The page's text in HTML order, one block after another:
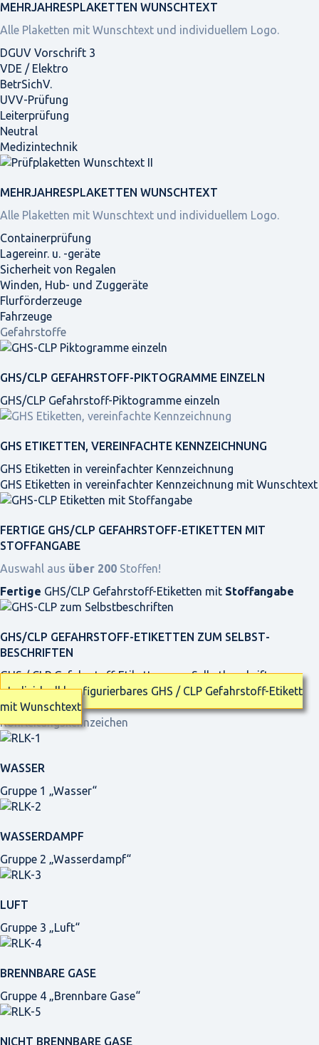
MEHRJAHRES­PLAKETTEN WUNSCHTEXT
Alle Plaketten mit Wunschtext und individuellem Logo.
DGUV Vorschrift 3
VDE / Elektro
BetrSichV.
UVV-Prüfung
Leiterprüfung
Neutral
Medizintechnik
MEHRJAHRES­PLAKETTEN WUNSCHTEXT
Alle Plaketten mit Wunschtext und individuellem Logo.
Containerprüfung
Lagereinr. u. -geräte
Sicherheit von Regalen
Winden, Hub- und Zuggeräte
Flurförderzeuge
Fahrzeuge
Gefahrstoffe
GHS/CLP GEFAHRSTOFF-PIKTOGRAMME EINZELN
GHS/CLP Gefahrstoff-Piktogramme einzeln
GHS ETIKETTEN, VEREINFACHTE KENNZEICHNUNG
GHS Etiketten in vereinfachter Kennzeichnung
GHS Etiketten in vereinfachter Kennzeichnung mit Wunschtext
FERTIGE GHS/CLP GEFAHRSTOFF-ETIKETTEN MIT
STOFFANGABE
Auswahl aus über 200 Stoffen!
Fertige GHS/CLP Gefahrstoff-Etiketten mit Stoffangabe
GHS/CLP GEFAHRSTOFF-ETIKETTEN ZUM SELBST­
BESCHRIFTEN
GHS / CLP Gefahrstoff-Etiketten zum Selbstbeschriften
Individuell konfigurierbares GHS / CLP Gefahrstoff-Etikett
mit Wunschtext
Rohrleitungskennzeichen
WASSER
Gruppe 1 „Wasser“
WASSERDAMPF
Gruppe 2 „Wasserdampf“
LUFT
Gruppe 3 „Luft“
BRENNBARE GASE
Gruppe 4 „Brennbare Gase“
NICHT BRENNBARE GASE